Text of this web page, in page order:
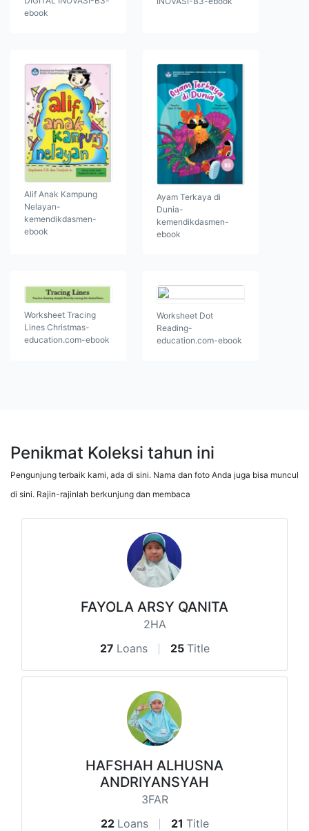
ebook
Alif Anak Kampung
Nelayan-
kemendikdasmen-
ebook
Ayam Terkaya di
Dunia-
kemendikdasmen-
ebook
Worksheet Tracing
Lines Christmas-
education.com-ebook
Worksheet Dot
Reading-
education.com-ebook
Penikmat Koleksi tahun ini
Pengunjung terbaik kami, ada di sini. Nama dan foto Anda juga bisa muncul
di sini. Rajin-rajinlah berkunjung dan membaca
FAYOLA ARSY QANITA
2HA
27 Loans 25 Title
HAFSHAH ALHUSNA
ANDRIYANSYAH
3FAR
22 Loans 21 Title